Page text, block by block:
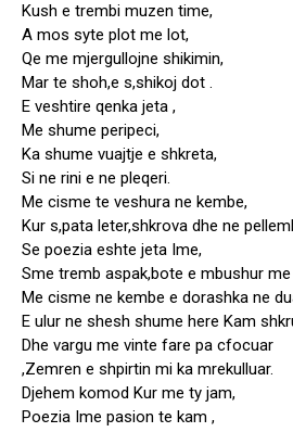
Kush e trembi muzen time,
A mos syte plot me lot,
Qe me mjergullojne shikimin,
Mar te shoh,e s,shikoj dot .
E veshtire qenka jeta ,
Me shume peripeci,
Ka shume vuajtje e shkreta,
Si ne rini e ne pleqeri.
Me cisme te veshura ne kembe,
Kur s,pata leter,shkrova dhe ne
Se poezia eshte jeta Ime,
Sme tremb aspak,bote e mbushur me
Me cisme ne kembe e dorashka ne
E ulur ne shesh shume here Kam
Dhe vargu me vinte fare pa cfocuar
,Zemren e shpirtin mi ka mrekulluar.
Djehem komod Kur me ty jam,
Poezia Ime pasion te kam ,